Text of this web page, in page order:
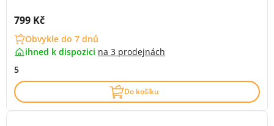
Cena s DPH:
799 Kč
Obvykle do 7 dnů
ihned k dispozici na 3 prodejnách
5
Do košíku